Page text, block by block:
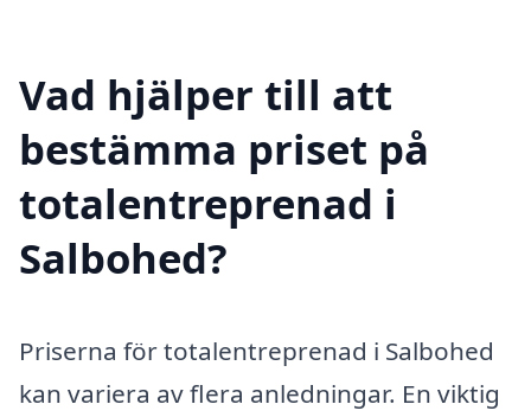
Vad hjälper till att
bestämma priset på
totalentreprenad i
Salbohed?
Priserna för totalentreprenad i Salbohed
kan variera av flera anledningar. En viktig